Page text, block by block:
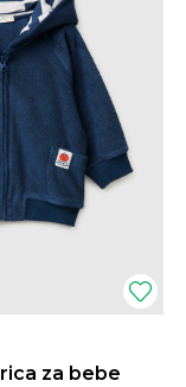
za bebe